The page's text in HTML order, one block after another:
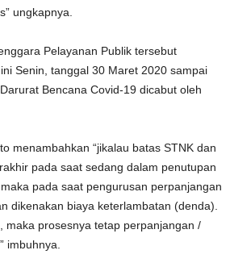
ungkapnya.
Pelayanan Publik tersebut
Senin, tanggal 30 Maret 2020 sampai
Bencana Covid-19 dicabut oleh
menambahkan “jikalau batas STNK dan
pada saat sedang dalam penutupan
pada saat pengurusan perpanjangan
dikenakan biaya keterlambatan (denda).
maka prosesnya tetap perpanjangan /
imbuhnya.